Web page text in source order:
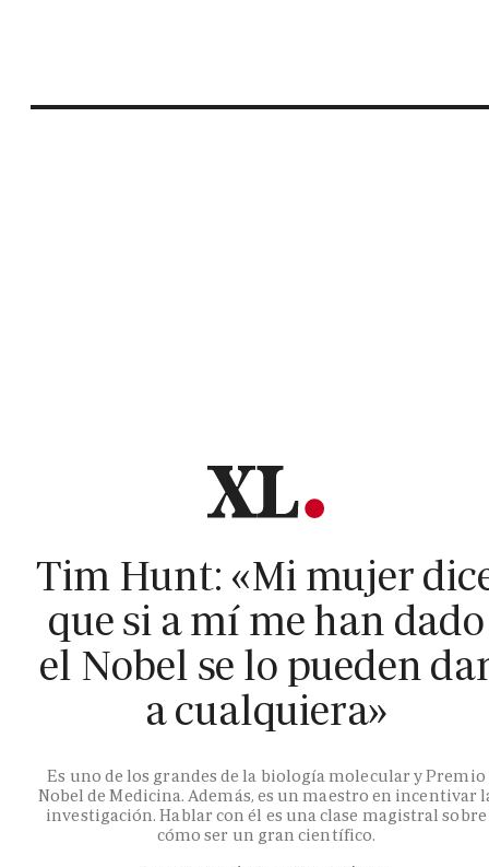
Tim Hunt: «Mi mujer
que si a mí me han dado
el Nobel se lo pueden
a cualquiera»
Es uno de los grandes de la biología molecular y Premio
Nobel de Medicina. Además, es un maestro en incentivar
investigación. Hablar con él es una clase magistral sobre
cómo ser un gran científico.